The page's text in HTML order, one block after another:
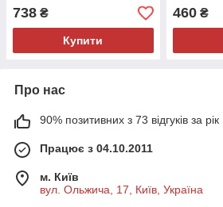
738 ₴
Купити
460₴
Про нас
90% позитивних з 73 відгуків за рік
Працює з 04.10.2011
м. Київ
вул. Ольжича, 17, Київ, Україна